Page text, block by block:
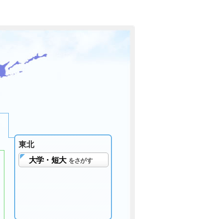
東北
大学・短大 をさがす